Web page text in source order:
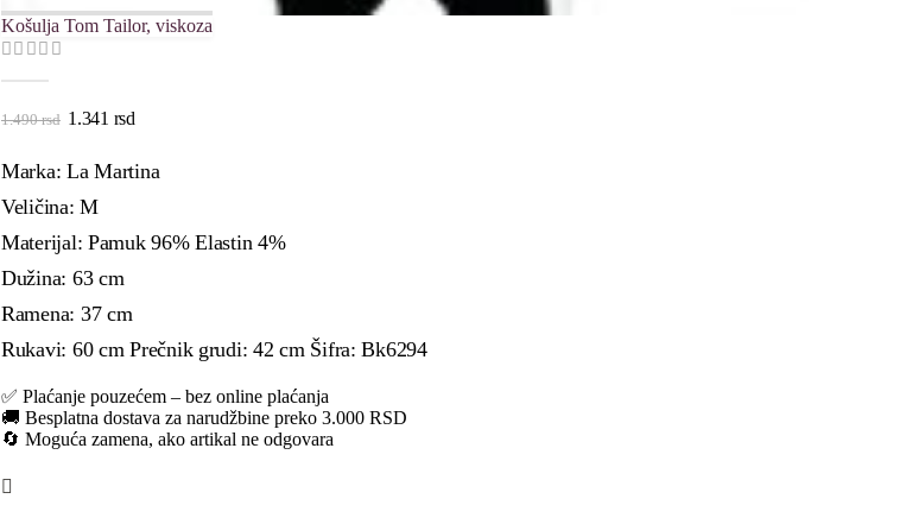
Košulja Tom Tailor, viskoza
1.490rsd Originalna
je
bila:
1.490 rsd.
1.341 rsdTrenutna
je:
1.341 rsd.
Marka: La Martina
Veličina: M
Materijal: Pamuk 96% Elastin 4%
Dužina: 63 cm
Ramena: 37 cm
Rukavi: 60 cm Prečnik grudi: 42 cm Šifra: Bk6294
✅ Plaćanje pouzećem – bez online plaćanja
🚚 Besplatna dostava za narudžbine preko 3.000 RSD
🔄 Moguća zamena, ako artikal ne odgovara